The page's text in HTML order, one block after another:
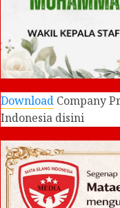
DownloadCompany
Indonesia disini